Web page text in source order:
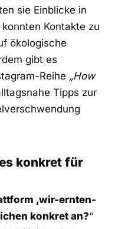
sie Einblicke in
Kontakte zu
ökologische
gibt es
Reihe „How
Tipps zur
konkret für
‚wir-ernten-
konkret an?“